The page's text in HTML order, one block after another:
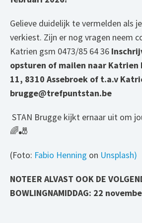
Gelieve duidelijk te vermelden als
verkiest. Zijn er nog vragen neem
Katrien gsm 0473/85 64 36
opsturen of mailen naar Katrien
11, 8310 Assebroek of t.a.v
brugge@trefpuntstan.be
STAN Brugge kijkt ernaar uit om
🌈🎳
(Foto: Fabio Henning on Unsplash)
NOTEER ALVAST OOK DE
BOWLINGNAMIDDAG: 22